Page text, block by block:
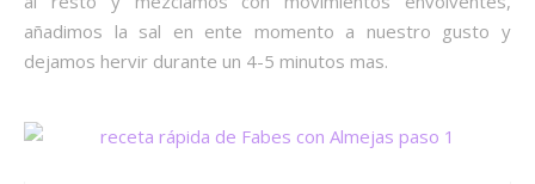
añadimos la sal en ente momento a nuestro gusto y
dejamos hervir durante un 4-5 minutos mas.